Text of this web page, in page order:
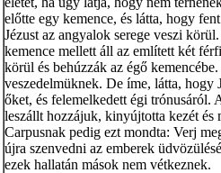
előtte egy kemence, és látta, hogy
Jézust az angyalok serege veszi
kemence mellett áll az említett két
körül és behúzzák az égő
veszedelmüknek. De íme, látta, hogy
őket, és felemelkedett égi trónusáról.
leszállt hozzájuk, kinyújtotta kezét és
Carpusnak pedig ezt mondta: Verj
újra szenvedni az emberek
ezek hallatán mások nem vétkeznek.